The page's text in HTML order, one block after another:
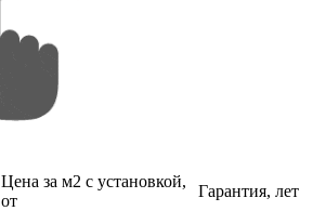
Цена за м2 с установкой,
от
Гарантия, лет